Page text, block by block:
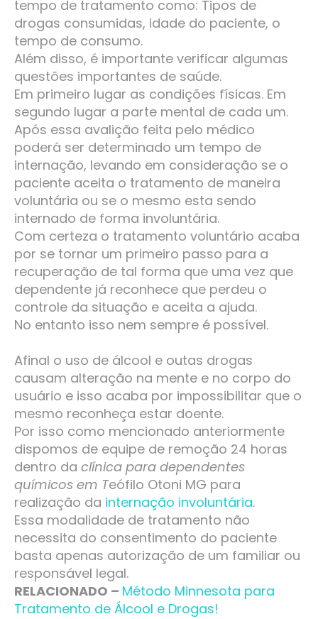
tempo de tratamento como: Tipos de
drogas consumidas, idade do paciente, o
tempo de consumo.
Além disso, é importante verificar algumas
questões importantes de saúde.
Em primeiro lugar as condições físicas. Em
segundo lugar a parte mental de cada um.
Após essa avalição feita pelo médico
poderá ser determinado um tempo de
internação, levando em consideração se o
paciente aceita o tratamento de maneira
voluntária ou se o mesmo esta sendo
internado de forma involuntária.
Com certeza o tratamento voluntário acaba
por se tornar um primeiro passo para a
recuperação de tal forma que uma vez que
dependente já reconhece que perdeu o
controle da situação e aceita a ajuda.
No entanto isso nem sempre é possível.
Afinal o uso de álcool e outas drogas
causam alteração na mente e no corpo do
usuário e isso acaba por impossibilitar que o
mesmo reconheça estar doente.
Por isso como mencionado anteriormente
dispomos de equipe de remoção 24 horas
dentro da clínica para dependentes
químicos em Teófilo Otoni MG para
realização da internação involuntária.
Essa modalidade de tratamento não
necessita do consentimento do paciente
basta apenas autorização de um familiar ou
responsável legal.
RELACIONADO – Método Minnesota para
Tratamento de Álcool e Drogas!